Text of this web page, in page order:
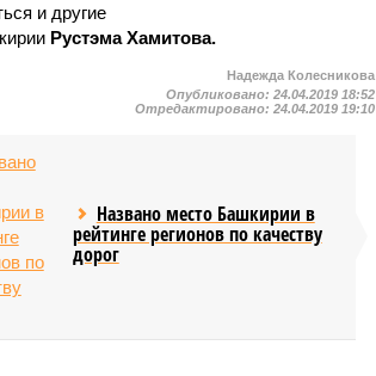
и другие
Рустэма Хамитова.
Надежда Колесникова
Опубликовано:24.04.2019 18:52
Отредактировано:24.04.2019 19:10
Названо место Башкирии в
рейтинге регионов по качеству
дорог